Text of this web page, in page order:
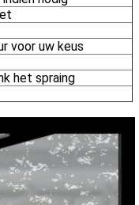
voor uw keus
het spraing